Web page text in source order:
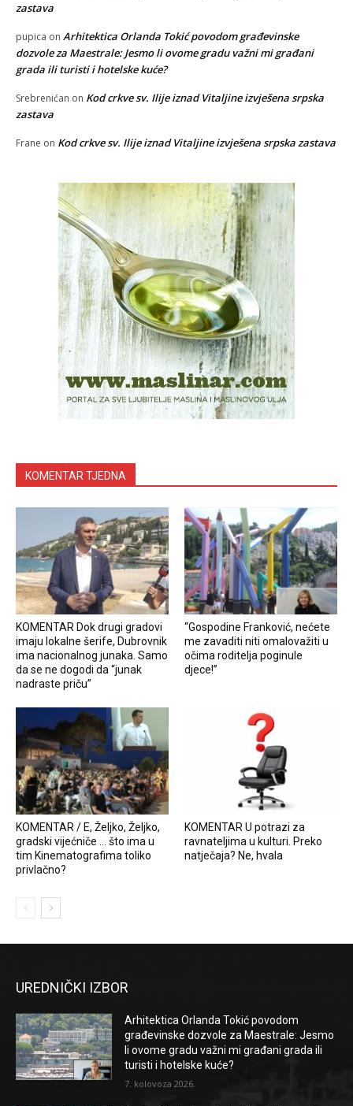
zastava
pupica on Arhitektica Orlanda Tokić povodom građevinske
dozvole za Maestrale: Jesmo li ovome gradu važni mi građani
grada ili turisti i hotelske kuće?
Srebrenićan on Kod crkve sv. Ilije iznad Vitaljine izvješena srpska
zastava
Frane on Kod crkve sv. Ilije iznad Vitaljine izvješena srpska zastava
KOMENTAR TJEDNA
KOMENTAR Dok drugi gradovi
imaju lokalne šerife, Dubrovnik
ima nacionalnog junaka. Samo
da se ne dogodi da “junak
nadraste priču”
“Gospodine Franković, nećete
me zavaditi niti omalovažiti u
očima roditelja poginule
djece!”
KOMENTAR / E, Željko, Željko,
gradski vijećniče … što ima u
tim Kinematografima toliko
privlačno?
KOMENTAR U potrazi za
ravnateljima u kulturi. Preko
natječaja? Ne, hvala
UREDNIČKI IZBOR
Arhitektica Orlanda Tokić povodom
građevinske dozvole za Maestrale: Jesmo
li ovome gradu važni mi građani grada ili
turisti i hotelske kuće?
7. kolovoza 2026.